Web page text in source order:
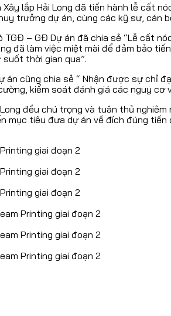
lắp Hải Long đã tiến hành lễ cất
trưởng dự án, cùng các kỹ sư, cán
TGĐ – GĐ Dự án đã chia sẻ “Lễ cất
đã làm việc miệt mài để đảm bảo
thời gian qua”.
án cũng chia sẻ “ Nhận được sự
kiểm soát đánh giá các nguy cơ
đều chú trọng và tuân thủ
mục tiêu đưa dự án về đích đúng
giai đoạn 2
giai đoạn 2
giai đoạn 2
Printing giai đoạn 2
Printing giai đoạn 2
Printing giai đoạn 2